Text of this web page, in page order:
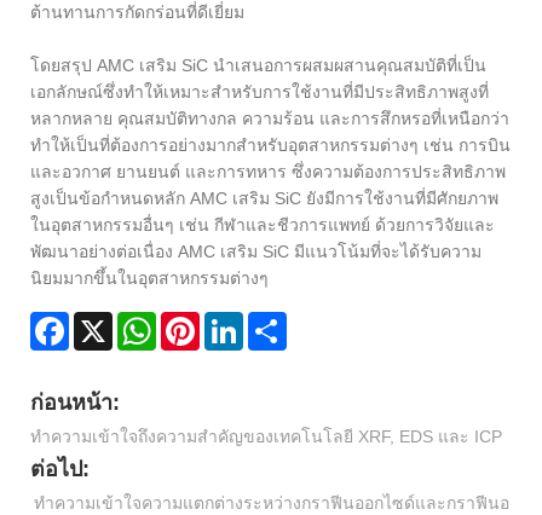
ต้านทานการกัดกร่อนที่ดีเยี่ยม
โดยสรุป AMC เสริม SiC นำเสนอการผสมผสานคุณสมบัติที่เป็น
เอกลักษณ์ซึ่งทำให้เหมาะสำหรับการใช้งานที่มีประสิทธิภาพสูงที่
หลากหลาย คุณสมบัติทางกล ความร้อน และการสึกหรอที่เหนือกว่า
ทำให้เป็นที่ต้องการอย่างมากสำหรับอุตสาหกรรมต่างๆ เช่น การบิน
และอวกาศ ยานยนต์ และการทหาร ซึ่งความต้องการประสิทธิภาพ
สูงเป็นข้อกำหนดหลัก AMC เสริม SiC ยังมีการใช้งานที่มีศักยภาพ
ในอุตสาหกรรมอื่นๆ เช่น กีฬาและชีวการแพทย์ ด้วยการวิจัยและ
พัฒนาอย่างต่อเนื่อง AMC เสริม SiC มีแนวโน้มที่จะได้รับความ
นิยมมากขึ้นในอุตสาหกรรมต่างๆ
Facebook
X WhatsAppPinterestLinkedIn
ก่อนหน้า:
ทำความเข้าใจถึงความสำคัญของเทคโนโลยี XRF, EDS และ ICP
ต่อไป:
ทำความเข้าใจความแตกต่างระหว่างกราฟีนออกไซด์และกราฟีนอ